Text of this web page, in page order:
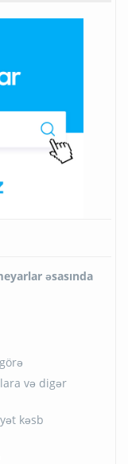
əsasında
və digər
kəsb